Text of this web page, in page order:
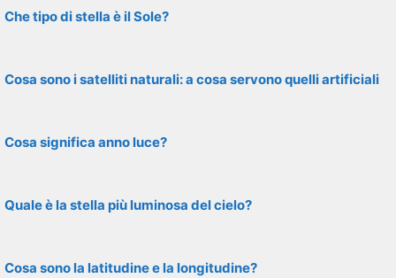
Che tipo di stella è il Sole?
Cosa sono i satelliti naturali: a cosa servono quelli artificiali
Cosa significa anno luce?
Quale è la stella più luminosa del cielo?
Cosa sono la latitudine e la longitudine?